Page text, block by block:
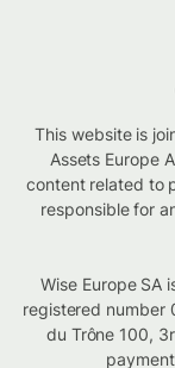
This website is
Assets Europe
content related to
responsible for
Wise Europe SA
registered number
du Trône 100,